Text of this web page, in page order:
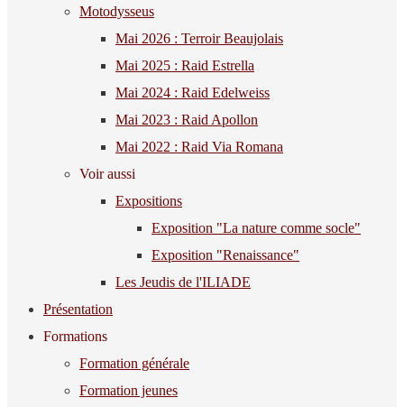
Motodysseus
Mai 2026 : Terroir Beaujolais
Mai 2025 : Raid Estrella
Mai 2024 : Raid Edelweiss
Mai 2023 : Raid Apollon
Mai 2022 : Raid Via Romana
Voir aussi
Expositions
Exposition "La nature comme socle"
Exposition "Renaissance"
Les Jeudis de l'ILIADE
Présentation
Formations
Formation générale
Formation jeunes